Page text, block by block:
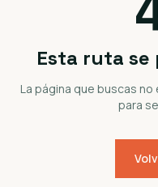
Esta ruta
La página que buscas no
para